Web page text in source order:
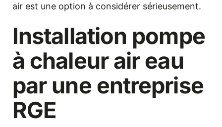
air est une option à considérer sérieusement.
Installation pompe
à chaleur air eau
par une entreprise
RGE